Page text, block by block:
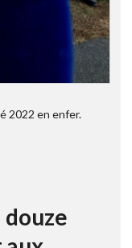
2022 en enfer.
douze